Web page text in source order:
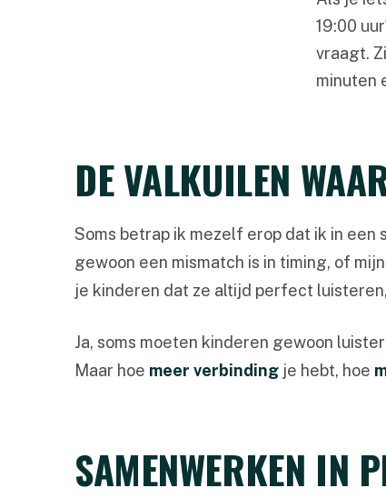
19:00
vraagt.
minuten
DE VALKUILEN
Soms betrap ik mezelf erop dat ik in een
gewoon een mismatch is in timing, of
je kinderen dat ze altijd perfect
Ja, soms moeten kinderen gewoon
Maar hoe meer verbinding je hebt, hoe
SAMENWERKEN IN